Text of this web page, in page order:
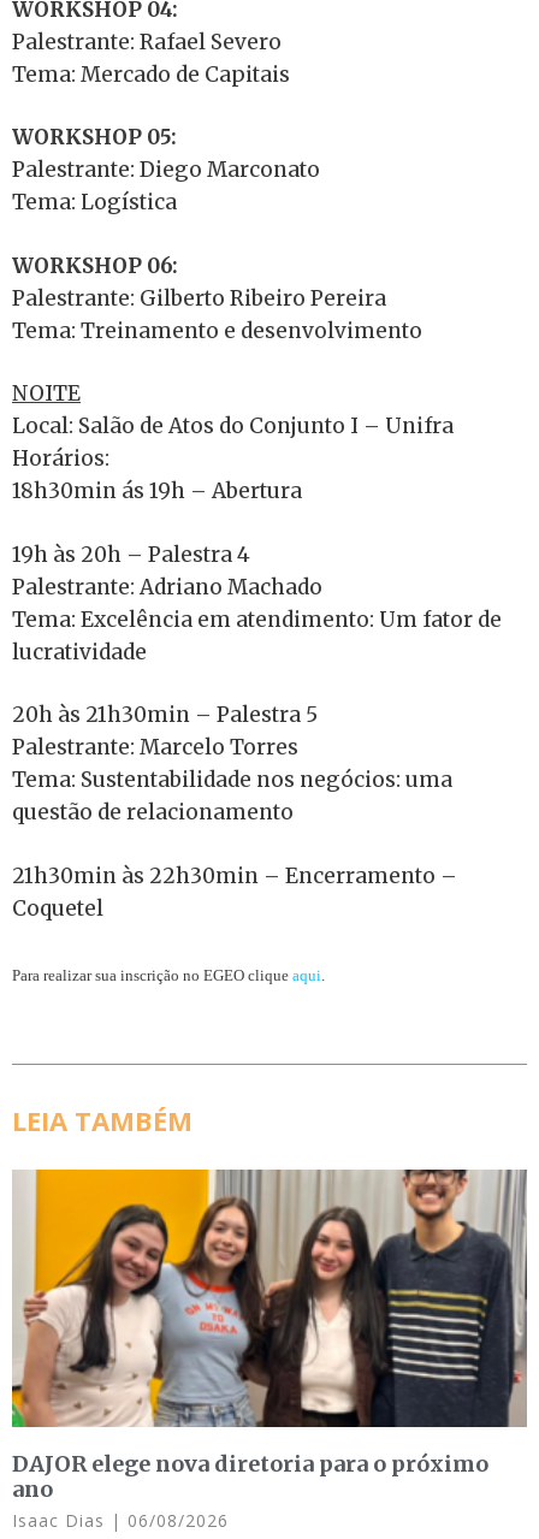
WORKSHOP 04:
Palestrante: Rafael Severo
Tema: Mercado de Capitais
WORKSHOP 05:
Palestrante: Diego Marconato
Tema: Logística
WORKSHOP 06:
Palestrante: Gilberto Ribeiro Pereira
Tema: Treinamento e desenvolvimento
NOITE
Local: Salão de Atos do Conjunto I – Unifra
Horários:
18h30min ás 19h – Abertura
19h às 20h – Palestra 4
Palestrante: Adriano Machado
Tema: Excelência em atendimento: Um fator de
lucratividade
20h às 21h30min – Palestra 5
Palestrante: Marcelo Torres
Tema: Sustentabilidade nos negócios: uma
questão de relacionamento
21h30min às 22h30min – Encerramento –
Coquetel
Para realizar sua inscrição no EGEO clique aqui.
LEIA TAMBÉM
DAJOR elege nova diretoria para o próximo
ano
Isaac Dias 06/08/2026